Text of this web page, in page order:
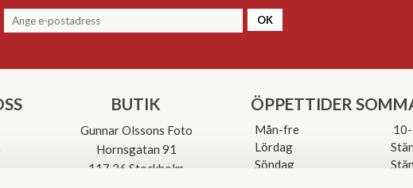
OK
BUTIK
Gunnar Olssons Foto
Hornsgatan 91
117 26 Stockholm
ÖPPETTIDER
Mån-fre
Lördag
Söndag